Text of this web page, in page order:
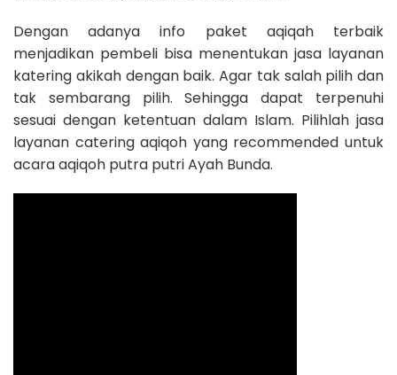
Dengan adanya info paket aqiqah terbaik
menjadikan pembeli bisa menentukan jasa layanan
katering akikah dengan baik. Agar tak salah pilih dan
tak sembarang pilih. Sehingga dapat terpenuhi
sesuai dengan ketentuan dalam Islam. Pilihlah jasa
layanan catering aqiqoh yang recommended untuk
acara aqiqoh putra putri Ayah Bunda.